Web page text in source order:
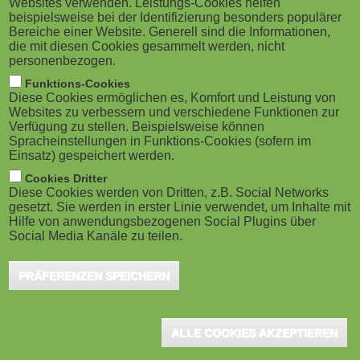
M
o
b
i
l
e
)
g
a
o
n
auf der LEARNTEC erfolgreich ihre
weiterentwickelte Lernplattform vorgestellt.
Sie unterstützt Unternehmen dabei, Wissen einfacher
digital bereitzustellen – ohne viele verschiedene
Systeme nutzen zu müssen.
Kern der Lösung ist eine zentrale Plattform, auf der alles rund
ums Lernen zusammenläuft: Standard-Kurse, eigene Inhalte der
Unternehmen wie Anleitungen oder Wiki-Seiten und eine
Unterstützung durch Künstliche Intelligenz. Mitarbeitende können
dort zum Beispiel Schulungsvideos ansehen, Inhalte nachlesen
oder kurze Lerneinheiten bearbeiten.
Neu ist, dass ein KI-gestützter Lernassistent Fragen in normaler
Alltagssprache beantwortet. Er greift auf einen Katalog von über
10.000 fertigen Lerninhalten zu und hilft dabei, passende
Websites verwenden. Leistungs-Cookies helfen
beispielsweise bei der Identifizierung besonders populärer
Bereiche einer Website. Generell sind die Informationen,
die mit diesen Cookies gesammelt werden, nicht
personenbezogen.
Funktions-Cookies
Diese Cookies ermöglichen es, Komfort und Leistung von
Websites zu verbessern und verschiedene Funktionen zur
Verfügung zu stellen. Beispielsweise können
Spracheinstellungen in Funktions-Cookies (sofern im
Einsatz) gespeichert werden.
Cookies Dritter
Diese Cookies werden von Dritten, z.B. Social Networks
gesetzt. Sie werden in erster Linie verwendet, um Inhalte mit
Hilfe von anwendungsbezogenen Social Plugins über
Social Media Kanäle zu teilen.
PRÄFERENZEN SPEICHERN
ALLE COOKIES AKZEPTIEREN